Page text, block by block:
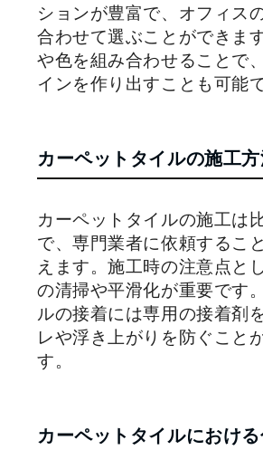
ションが豊富で、オフィス
合わせて選ぶことができま
や色を組み合わせることで
インを作り出すことも可能で
カーペットタイルの施工
カーペットタイルの施工は
で、専門業者に依頼するこ
えます。施工時の注意点と
の清掃や平滑化が重要です
ルの接着には専用の接着剤
レや浮き上がりを防ぐこと
す。
カーペットタイルにおけ